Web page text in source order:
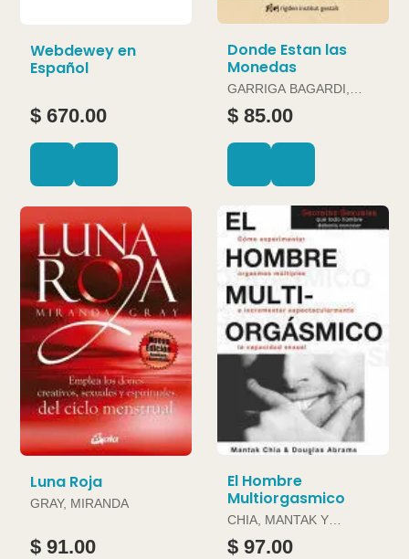
Webdewey en
Español
$ 670.00
Donde Estan las
Monedas
GARRIGA BAGARDI,
JOAN
$ 85.00
Luna Roja
GRAY, MIRANDA
$ 91.00
El Hombre
Multiorgasmico
CHIA, MANTAK Y
DOUGLAS ABRAMS
$ 97.00